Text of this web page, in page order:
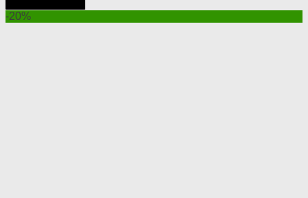
-20%